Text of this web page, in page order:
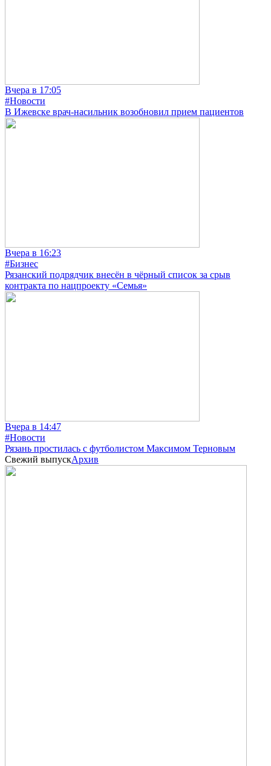
Вчера в 17:05
#Новости
В Ижевске врач-насильник возобновил прием пациентов
Вчера в 16:23
#Бизнес
Рязанский подрядчик внесён в чёрный список за срыв
контракта по нацпроекту «Семья»
Вчера в 14:47
#Новости
Рязань простилась с футболистом Максимом Терновым
Свежий выпускАрхив